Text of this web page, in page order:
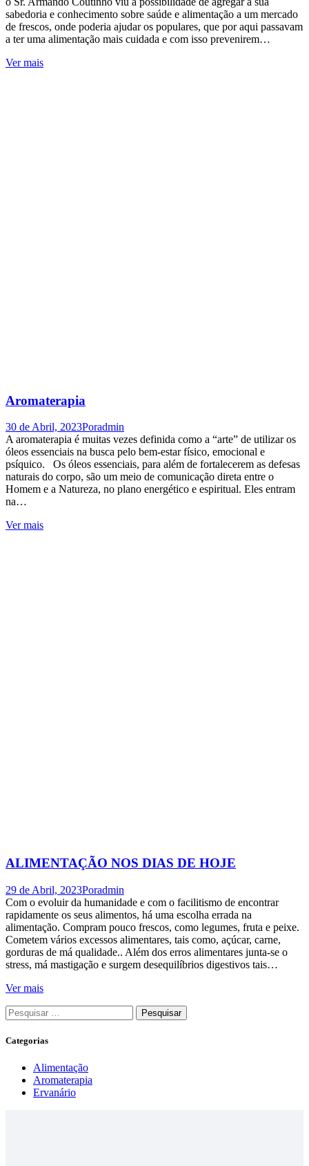
sabedoria e conhecimento sobre saúde e alimentação a um mercado
de frescos, onde poderia ajudar os populares, que por aqui passavam
a ter uma alimentação mais cuidada e com isso prevenirem…
Ver mais
Aromaterapia
30 de Abril, 2023Poradmin
A aromaterapia é muitas vezes definida como a “arte” de utilizar os
óleos essenciais na busca pelo bem-estar físico, emocional e
psíquico. Os óleos essenciais, para além de fortalecerem as defesas
naturais do corpo, são um meio de comunicação direta entre o
Homem e a Natureza, no plano energético e espiritual. Eles entram
na…
Ver mais
ALIMENTAÇÃO NOS DIAS DE HOJE
29 de Abril, 2023Poradmin
Com o evoluir da humanidade e com o facilitismo de encontrar
rapidamente os seus alimentos, há uma escolha errada na
alimentação. Compram pouco frescos, como legumes, fruta e peixe.
Cometem vários excessos alimentares, tais como, açúcar, carne,
gorduras de má qualidade.. Além dos erros alimentares junta-se o
stress, má mastigação e surgem desequilíbrios digestivos tais…
Ver mais
Pesquisar
por:
Categorias
Alimentação
Aromaterapia
Ervanário